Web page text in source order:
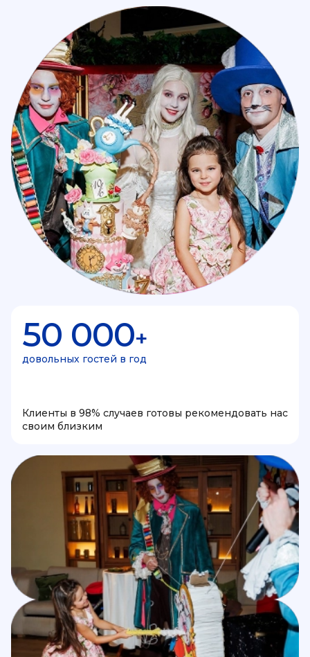
50 000+
довольных гостей в год
Клиенты в 98% случаев готовы рекомендовать нас
своим близким